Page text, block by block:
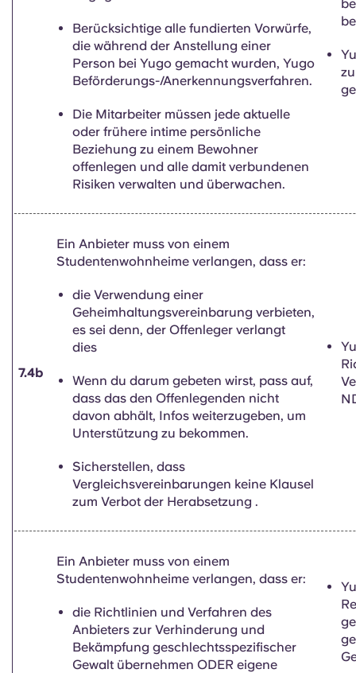
Berücksichtige alle fundierten Vorwürfe,
die während der Anstellung einer
Person bei Yugo gemacht wurden, Yugo
Beförderungs-/Anerkennungsverfahren.
Die Mitarbeiter müssen jede aktuelle
oder frühere intime persönliche
Beziehung zu einem Bewohner
offenlegen und alle damit verbundenen
Risiken verwalten und überwachen.
7.4b
Ein Anbieter muss von einem
Studentenwohnheime verlangen, dass er:
die Verwendung einer
Geheimhaltungsvereinbarung verbieten,
es sei denn, der Offenleger verlangt
dies
Wenn du darum gebeten wirst, pass auf,
dass das den Offenlegenden nicht
davon abhält, Infos weiterzugeben, um
Unterstützung zu bekommen.
Sicherstellen, dass
Vergleichsvereinbarungen keine Klausel
zum Verbot der Herabsetzung .
Ein Anbieter muss von einem
Studentenwohnheime verlangen, dass er:
die Richtlinien und Verfahren des
Anbieters zur Verhinderung und
Bekämpfung geschlechtsspezifischer
Gewalt übernehmen ODER eigene